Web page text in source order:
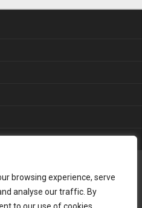
browsing experience, serve
analyse our traffic. By
Her hakkı sakldır.